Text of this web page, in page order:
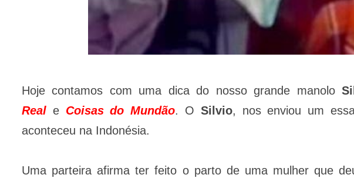
Hoje contamos com uma dica do nosso grande manolo
Real e Coisas do Mundão. O Silvio, nos enviou um
aconteceu na Indonésia.
Uma parteira afirma ter feito o parto de uma mulher que